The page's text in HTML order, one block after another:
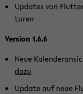
Up­dates von
tu­ren
Ver­si­on 1.6.6
Neue
dazu
Up­date auf neue